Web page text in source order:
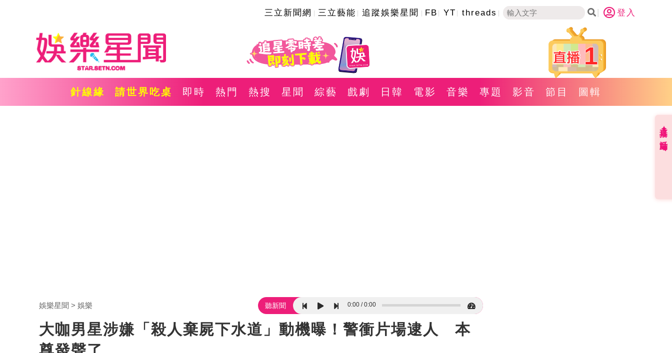
三立新聞網 三立藝能 追蹤娛樂星聞 FB YT threads 登入
1
針線緣 請世界吃桌 即時 熱門 熱搜 星聞 綜藝 戲劇 日韓 電影 音樂 專題 影音 節目 圖輯
娛樂星聞 娛樂 聽新聞 0:00 0:00
大咖男星涉嫌「殺人棄屍下水道」動機曝！警衝片場逮人 本
直播✦活動